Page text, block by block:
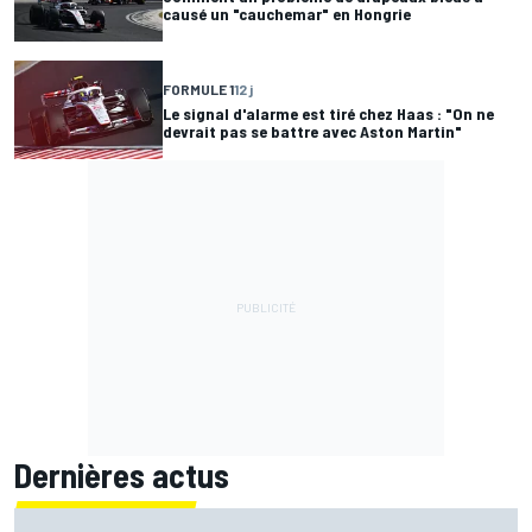
causé un "cauchemar" en Hongrie
FORMULE 112 j
Le signal d'alarme est tiré chez Haas : "On ne
devrait pas se battre avec Aston Martin"
Dernières actus